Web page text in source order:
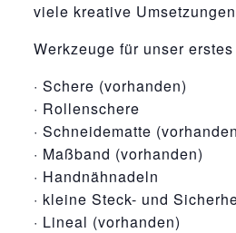
viele kreative
Werkzeuge für unser
· Schere (vorhanden)
· Rollenschere
· Schneidematte
· Maßband (vorhanden)
· Handnähnadeln
· kleine Steck- und
· Lineal (vorhanden)